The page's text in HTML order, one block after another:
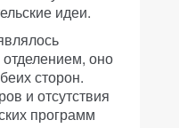
идеи.
отделением, оно
сторон.
и отсутствия
программ